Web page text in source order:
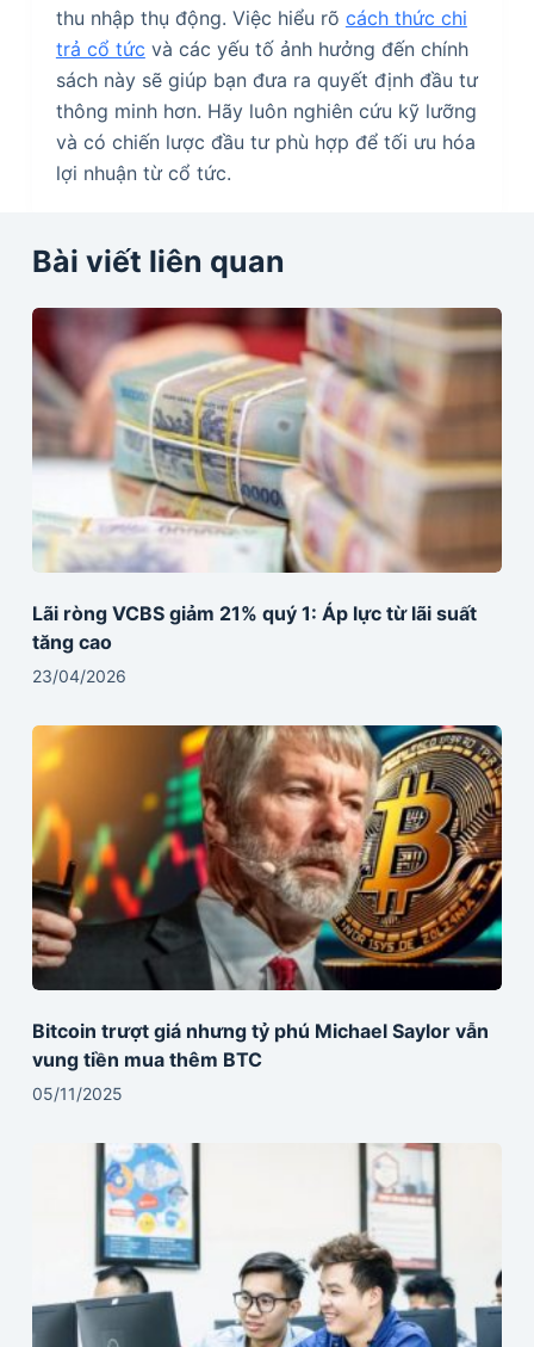
thu nhập thụ động. Việc hiểu rõ cách thức chi
trả cổ tức và các yếu tố ảnh hưởng đến chính
sách này sẽ giúp bạn đưa ra quyết định đầu tư
thông minh hơn. Hãy luôn nghiên cứu kỹ lưỡng
và có chiến lược đầu tư phù hợp để tối ưu hóa
lợi nhuận từ cổ tức.
Bài viết liên quan
Lãi ròng VCBS giảm 21% quý 1: Áp lực từ lãi suất
tăng cao
23/04/2026
Bitcoin trượt giá nhưng tỷ phú Michael Saylor vẫn
vung tiền mua thêm BTC
05/11/2025